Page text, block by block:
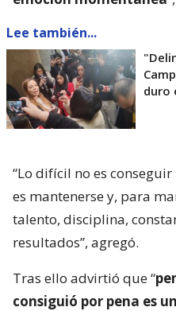
Lee también...
duro
“Lo difícil no es
es mantenerse y, para
talento, disciplina,
resultados”, agregó.
Tras ello advirtió que “
consiguió por pena es